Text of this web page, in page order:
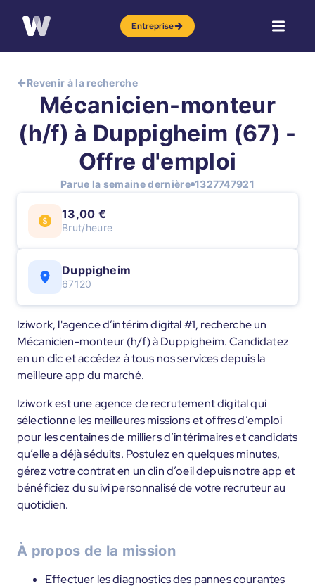
Entreprise
Revenir à la recherche
Mécanicien-monteur
(h/f) à Duppigheim (67) -
Offre d'emploi
Parue la semaine dernière 1327747921
13,00 €
Brut/heure
Duppigheim
67120
Iziwork, l'agence d’intérim digital #1, recherche un
Mécanicien-monteur (h/f) à Duppigheim. Candidatez
en un clic et accédez à tous nos services depuis la
meilleure app du marché.
Iziwork est une agence de recrutement digital qui
sélectionne les meilleures missions et offres d’emploi
pour les centaines de milliers d’intérimaires et candidats
qu’elle a déjà séduits. Postulez en quelques minutes,
gérez votre contrat en un clin d’oeil depuis notre app et
bénéficiez du suivi personnalisé de votre recruteur au
quotidien.
À propos de la mission
Effectuer les diagnostics des pannes courantes